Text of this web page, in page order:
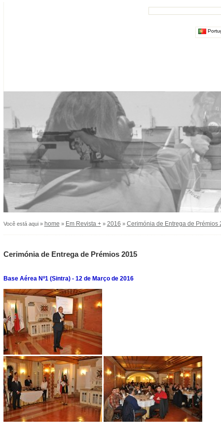
Você está aqui » home » Em Revista +» 2016 » Cerimónia de Entrega de Prémios
Cerimónia de Entrega de Prémios 2015
Base Aérea Nº1 (Sintra) - 12 de Março de 2016